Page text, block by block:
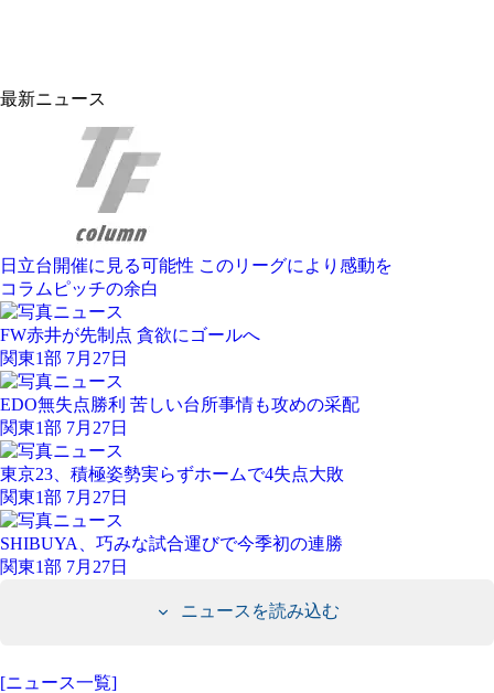
最新ニュース
日立台開催に見る可能性 このリーグにより感動を
コラム ピッチの余白
FW赤井が先制点 貪欲にゴールへ
関東1部 7月27日
EDO無失点勝利 苦しい台所事情も攻めの采配
関東1部 7月27日
東京23、積極姿勢実らずホームで4失点大敗
関東1部 7月27日
SHIBUYA、巧みな試合運びで今季初の連勝
関東1部 7月27日
ニュースを読み込む
[ニュース一覧]